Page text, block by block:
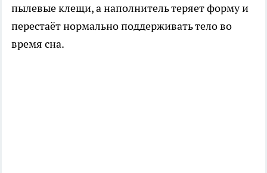
пылевые клещи, а наполнитель теряет форму и
перестаёт нормально поддерживать тело во
время сна.